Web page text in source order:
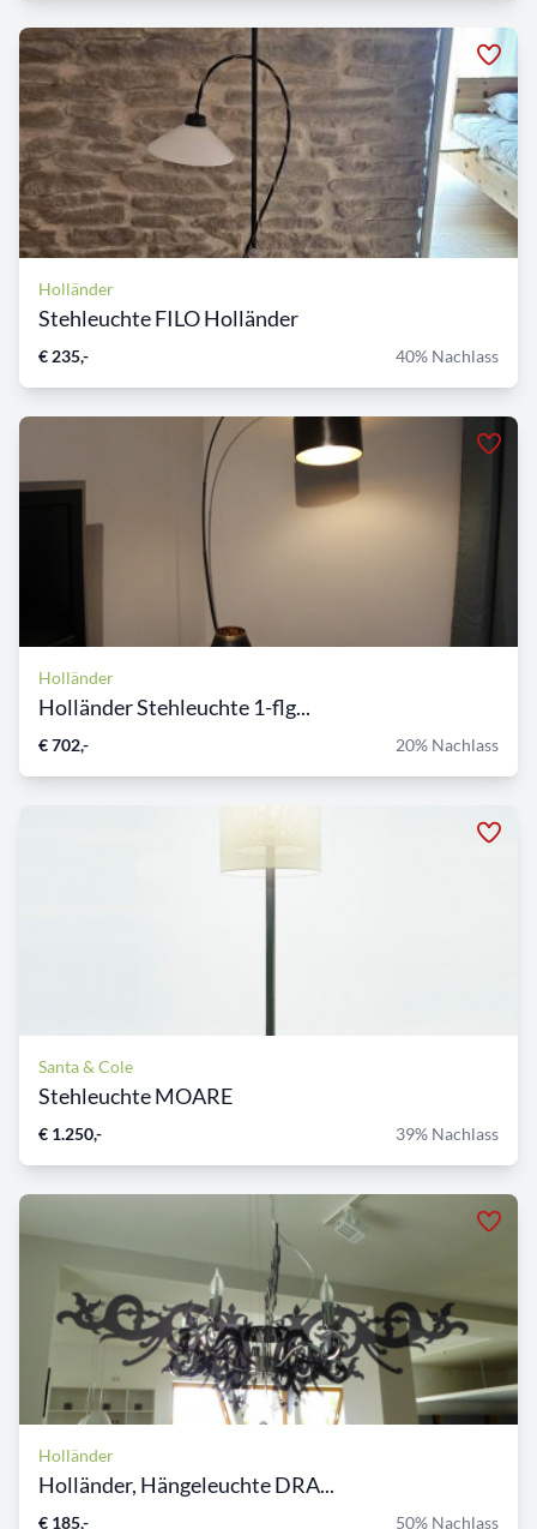
Holländer
Stehleuchte FILO Holländer
€ 235,- 40% Nachlass
Holländer
Holländer Stehleuchte 1-flg...
€ 702,- 20% Nachlass
Santa & Cole
Stehleuchte MOARE
€ 1.250,- 39% Nachlass
Holländer
Holländer, Hängeleuchte DRA...
€ 185,- 50% Nachlass